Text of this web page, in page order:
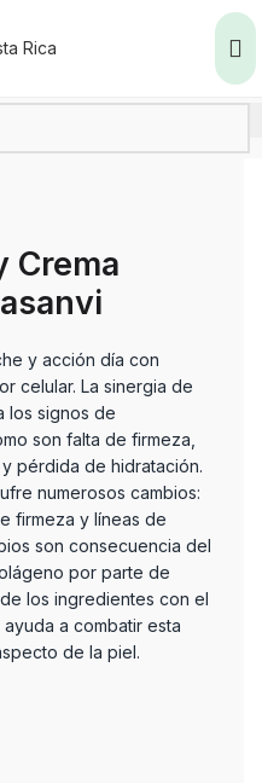
Crema
y acción día con
celular. La sinergia de
los signos de
son falta de firmeza,
pérdida de hidratación.
numerosos cambios:
firmeza y líneas de
son consecuencia del
por parte de
los ingredientes con el
a combatir esta
de la piel.